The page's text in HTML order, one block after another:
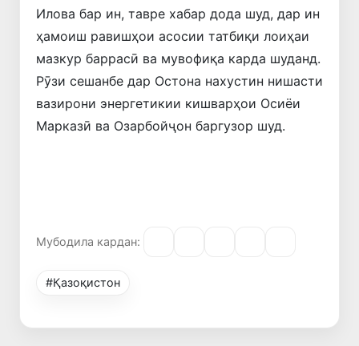
Илова бар ин, тавре хабар дода шуд, дар ин
ҳамоиш равишҳои асосии татбиқи лоиҳаи
мазкур баррасӣ ва мувофиқа карда шуданд.
Рӯзи сешанбе дар Остона нахустин нишасти
вазирони энергетикии кишварҳои Осиёи
Марказӣ ва Озарбойҷон баргузор шуд.
Мубодила кардан:
#Қазоқистон